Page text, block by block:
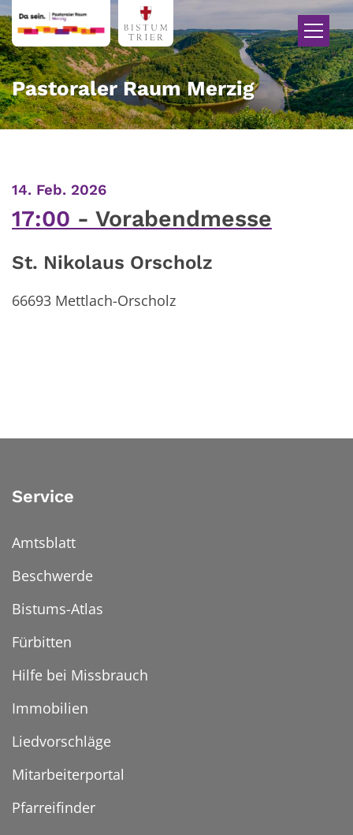
Zum Inhalt springen
Pastoraler Raum Merzig
14. Feb. 2026:
17:00 Vorabendmesse
St. Nikolaus Orscholz
66693 Mettlach-Orscholz
Service
Amtsblatt
Beschwerde
Bistums-Atlas
Fürbitten
Hilfe bei Missbrauch
Immobilien
Liedvorschläge
Mitarbeiterportal
Pfarreifinder